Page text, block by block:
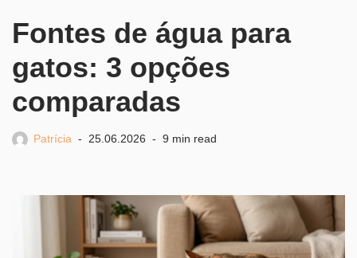
Fontes de água para
gatos: 3 opções
comparadas
Patrícia 25.06.2026 9 min read